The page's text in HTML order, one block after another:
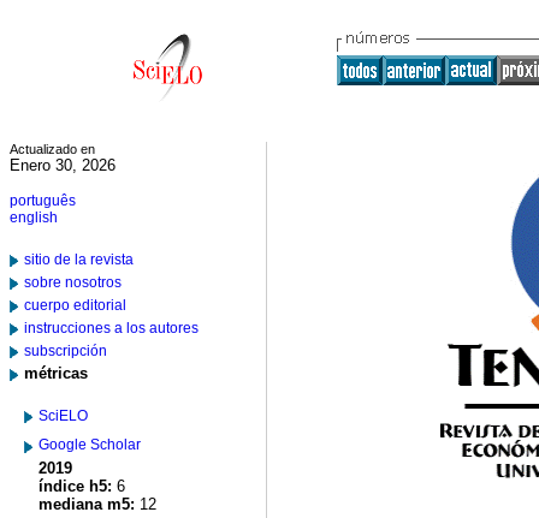
Actualizado en
Enero 30, 2026
português
english
sitio de la revista
sobre nosotros
cuerpo editorial
instrucciones a los autores
subscripción
métricas
SciELO
Google Scholar
2019
índice h5: 6
mediana m5: 12